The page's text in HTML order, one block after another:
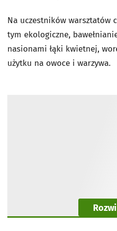
Na uczestników warsztatów
tym ekologiczne,
nasionami łąki kwietnej,
użytku na owoce i warzywa.